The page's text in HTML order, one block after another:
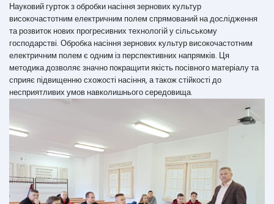
Науковий гурток з обробки насіння зернових культур
високочастотним електричним полем спрямований на дослідження
та розвиток нових прогресивних технологій у сільському
господарстві. Обробка насіння зернових культур високочастотним
електричним полем є одним із перспективних напрямків. Ця
методика дозволяє значно покращити якість посівного матеріалу та
сприяє підвищенню схожості насіння, а також стійкості до
несприятливих умов навколишнього середовища.